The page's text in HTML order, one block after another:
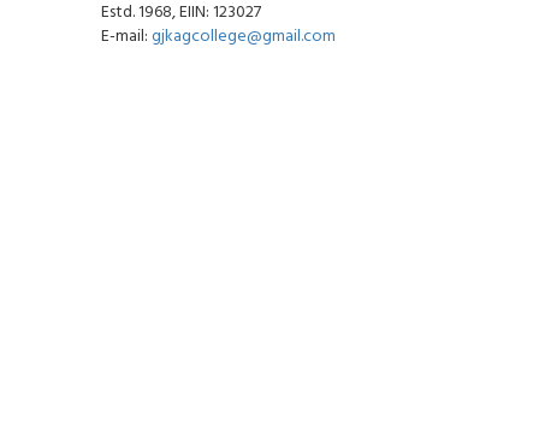
Estd. 1968, EIIN: 123027
E-mail:gjkagcollege@gmail.com